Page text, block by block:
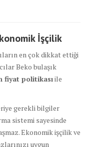
İşçilik
en çok dikkat ettiği
Beko bulaşık
fiyat politikasıile
gerekli bilgiler
sistemi sayesinde
Ekonomik işçilik ve
uygun